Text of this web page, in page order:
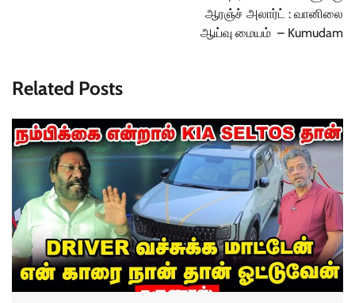
ஆரஞ்ச் அலார்ட் : வானிலை
ஆய்வு மையம் – Kumudam
Related Posts